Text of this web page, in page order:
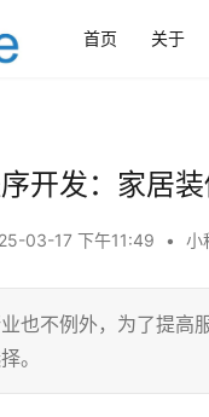
首页 关于
开发：家居
03-17 下午11:49 • 小
也不例外，为了提高
。